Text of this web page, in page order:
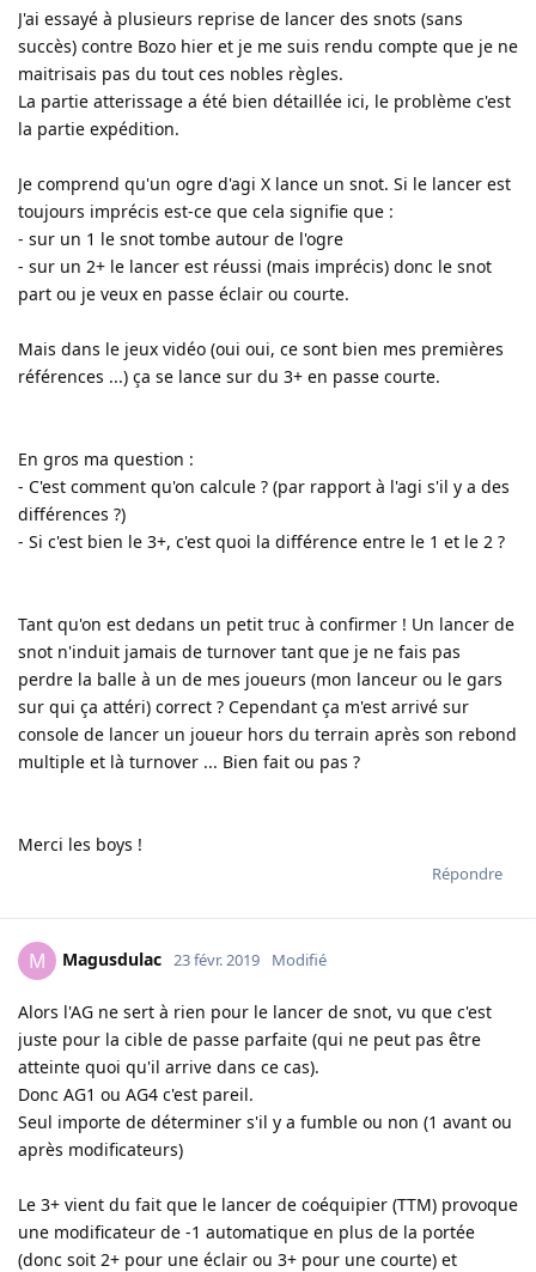
J'ai essayé à plusieurs reprise de lancer des snots (sans
succès) contre Bozo hier et je me suis rendu compte que je ne
maitrisais pas du tout ces nobles règles.
La partie atterissage a été bien détaillée ici, le problème c'est
la partie expédition.
Je comprend qu'un ogre d'agi X lance un snot. Si le lancer est
toujours imprécis est-ce que cela signifie que :
- sur un 1 le snot tombe autour de l'ogre
- sur un 2+ le lancer est réussi (mais imprécis) donc le snot
part ou je veux en passe éclair ou courte.
Mais dans le jeux vidéo (oui oui, ce sont bien mes premières
références ...) ça se lance sur du 3+ en passe courte.
En gros ma question :
- C'est comment qu'on calcule ? (par rapport à l'agi s'il y a des
différences ?)
- Si c'est bien le 3+, c'est quoi la différence entre le 1 et le 2 ?
Tant qu'on est dedans un petit truc à confirmer ! Un lancer de
snot n'induit jamais de turnover tant que je ne fais pas
perdre la balle à un de mes joueurs (mon lanceur ou le gars
sur qui ça attéri) correct ? Cependant ça m'est arrivé sur
console de lancer un joueur hors du terrain après son rebond
multiple et là turnover ... Bien fait ou pas ?
Merci les boys !
Répondre
M Magusdulac 23 févr. 2019 Modifié
Alors l'AG ne sert à rien pour le lancer de snot, vu que c'est
juste pour la cible de passe parfaite (qui ne peut pas être
atteinte quoi qu'il arrive dans ce cas).
Donc AG1 ou AG4 c'est pareil.
Seul importe de déterminer s'il y a fumble ou non (1 avant ou
après modificateurs)
Le 3+ vient du fait que le lancer de coéquipier (TTM) provoque
une modificateur de -1 automatique en plus de la portée
(donc soit 2+ pour une éclair ou 3+ pour une courte) et